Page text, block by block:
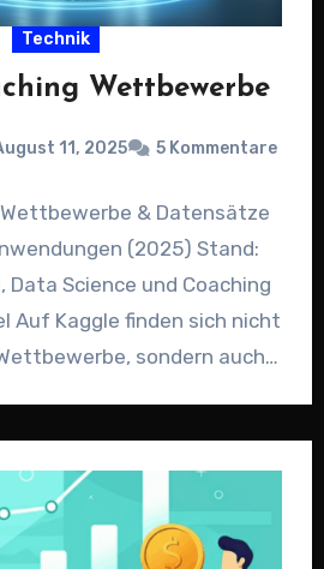
Technik
Wettbewerbe
11, 2025 5 Kommentare
& Datensätze
(2025) Stand:
Data Science und Coaching
Auf Kaggle finden sich nicht
sondern auch